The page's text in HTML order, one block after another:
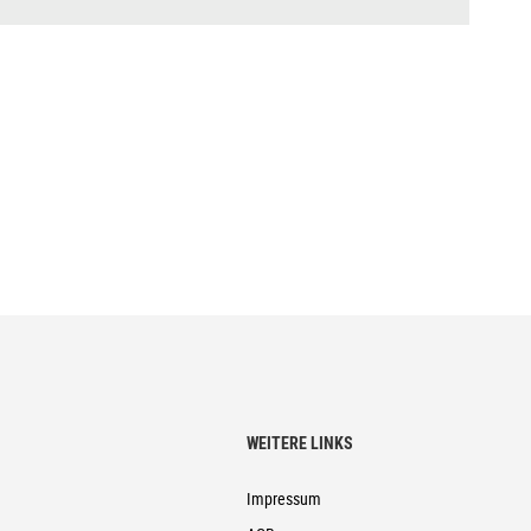
WEITERE LINKS
Impressum